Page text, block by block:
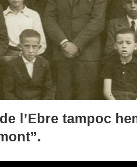
l’Ebre tampoc